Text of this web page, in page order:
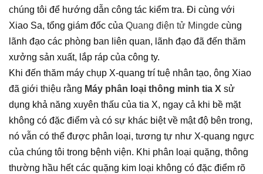
chúng tôi để hướng dẫn công tác kiểm tra. Đi cùng với
Xiao Sa, tổng giám đốc của Quang điện tử Mingde cùng
lãnh đạo các phòng ban liên quan, lãnh đạo đã đến thăm
xưởng sản xuất, lắp ráp của công ty.
Khi đến thăm máy chụp X-quang trí tuệ nhân tạo, ông Xiao
đã giới thiệu rằng Máy phân loại thông minh tia X sử
dụng khả năng xuyên thấu của tia X, ngay cả khi bề mặt
không có đặc điểm và có sự khác biệt về mật độ bên trong,
nó vẫn có thể được phân loại, tương tự như X-quang ngực
của chúng tôi trong bệnh viện. Khi phân loại quặng, thông
thường hầu hết các quặng kim loại không có đặc điểm rõ